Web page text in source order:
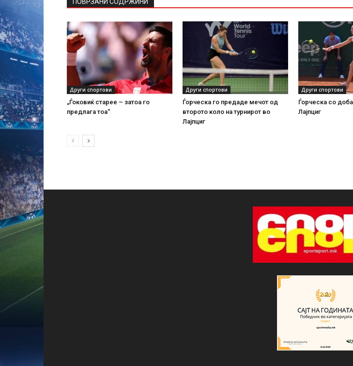
Други спортови
„Ѓоковиќ старее – затоа го
предлага тоа“
Други спортови
Ѓорческа го предаде мечот од
второто коло на турнирот во
Лајпциг
Други спортови
Ѓорческа со
Лајпциг